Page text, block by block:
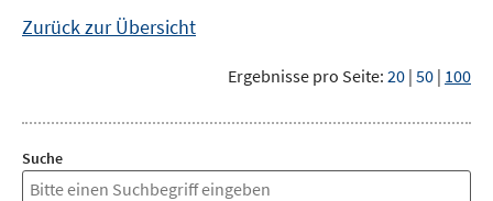
Zurück zur Übersicht
Ergebnisse pro Seite: 20 | 50 | 100
Suche